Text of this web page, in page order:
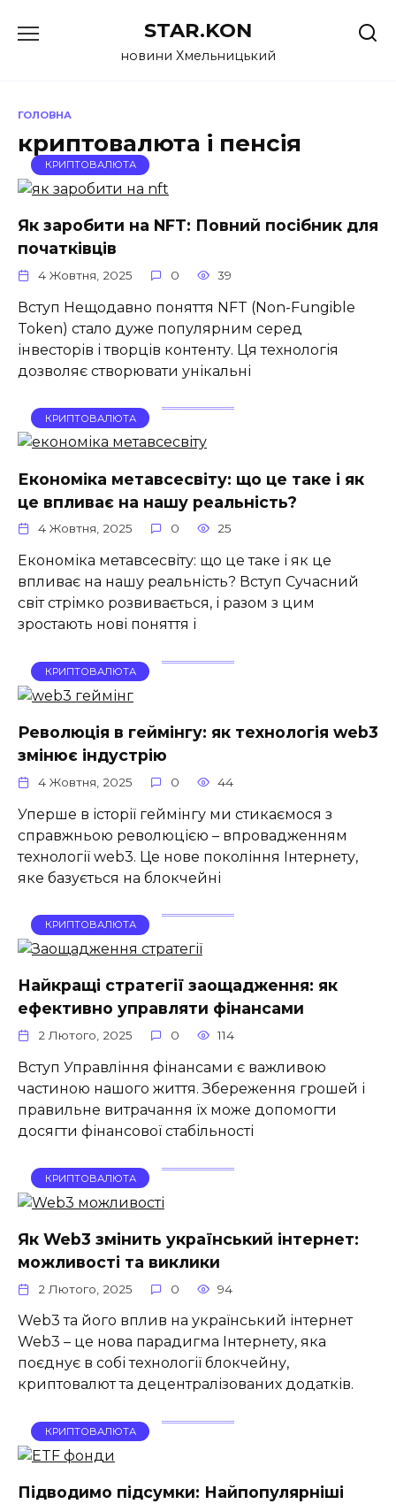
до
STAR.KON
новини Хмельницький
ГОЛОВНА
криптовалюта і пенсія
КРИПТОВАЛЮТА
Як заробити на NFT: Повний посібник для
початківців
4 Жовтня, 2025 0 39
Вступ Нещодавно поняття NFT (Non-Fungible
Token) стало дуже популярним серед
інвесторів і творців контенту. Ця технологія
дозволяє створювати унікальні
КРИПТОВАЛЮТА
Економіка метавсесвіту: що це таке і як
це впливає на нашу реальність?
4 Жовтня, 2025 0 25
Економіка метавсесвіту: що це таке і як це
впливає на нашу реальність? Вступ Сучасний
світ стрімко розвивається, і разом з цим
зростають нові поняття і
КРИПТОВАЛЮТА
Революція в геймінгу: як технологія web3
змінює індустрію
4 Жовтня, 2025 0 44
Уперше в історії геймінгу ми стикаємося з
справжньою революцією – впровадженням
технології web3. Це нове покоління Інтернету,
яке базується на блокчейні
КРИПТОВАЛЮТА
Найкращі стратегії заощадження: як
ефективно управляти фінансами
2 Лютого, 2025 0 114
Вступ Управління фінансами є важливою
частиною нашого життя. Збереження грошей і
правильне витрачання їх може допомогти
досягти фінансової стабільності
КРИПТОВАЛЮТА
Як Web3 змінить український інтернет:
можливості та виклики
2 Лютого, 2025 0 94
Web3 та його вплив на український інтернет
Web3 – це нова парадигма Інтернету, яка
поєднує в собі технології блокчейну,
криптовалют та децентралізованих додатків.
КРИПТОВАЛЮТА
Підводимо підсумки: Найпопулярніші